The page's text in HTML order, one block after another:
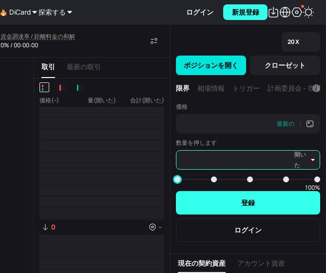
DiCard 探索する ログイン 新規登録
資金調達率 / 距離料金の和解
0% / 00:00:00
取引 最新の取引
価格(--) 量(開いた) 合計(開いた)
0 --
20X
ポジションを開く クローゼット
限界 相場情報 トリガー 計画委員会 - 市場
価格
最新の
数量を押します
開い
た
100%
登録
ログイン
現在の契約資産 アカウント資産